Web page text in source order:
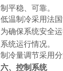
制平稳、可靠。
低温制冷采用法
为确保系统安全
系统运行情况。
制冷量调节采用分
六、控制系统